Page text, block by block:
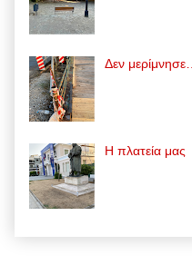
Δεν μερίμνησε…
Η πλατεία μας